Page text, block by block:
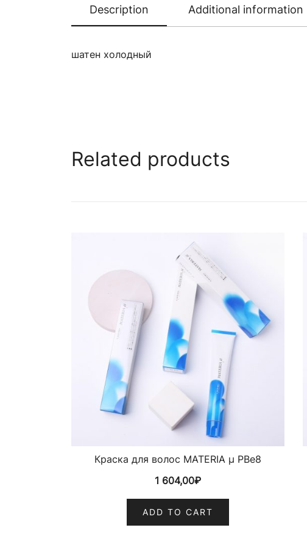
Description Additional information
шатен холодный
Related products
Краска для волос MATERIA µ PBe8
1 604,00₽
ADD TO CART